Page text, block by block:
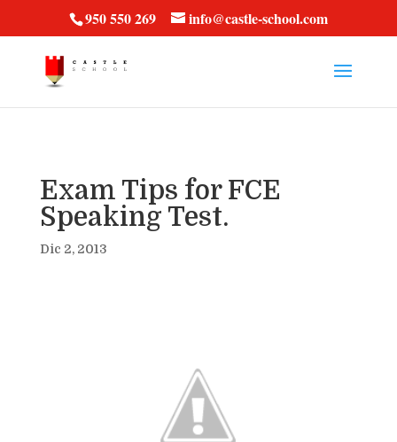
950 550 269 info@castle-school.com
Exam Tips for FCE
Speaking Test.
Dic 2, 2013